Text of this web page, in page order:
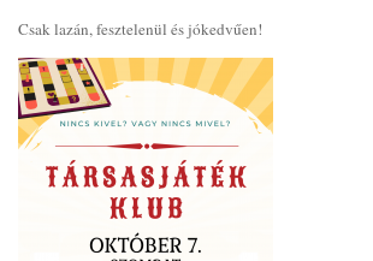
Csak lazán, fesztelenül és jókedvűen!